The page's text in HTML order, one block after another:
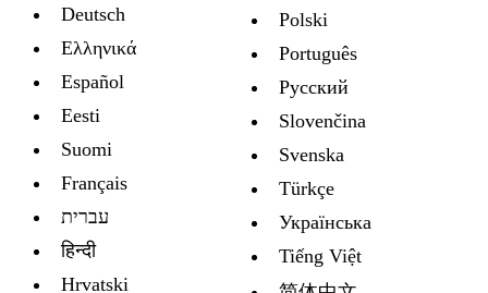
Deutsch
Ελληνικά
Español
Eesti
Suomi
Français
עברית
हिन्दी
Hrvatski
Polski
Português
Русский
Slovenčina
Svenska
Türkçe
Украïнська
Tiếng Việt